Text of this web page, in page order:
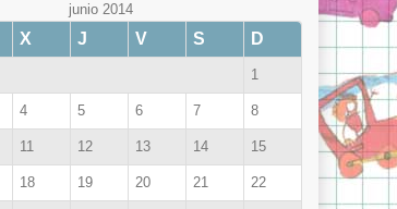
junio 2014
X J V S D
1
4 5 6 7 8
11 12 13 14 15
18 19 20 21 22